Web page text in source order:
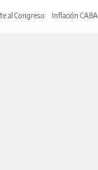
al Congreso Inflación CABA